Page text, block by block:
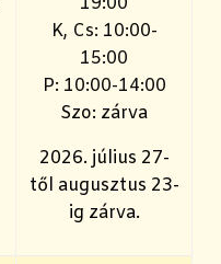
K, Cs: 10:00-
15:00
P: 10:00-14:00
Szo: zárva
2026. július 27-
től augusztus 23-
ig zárva.